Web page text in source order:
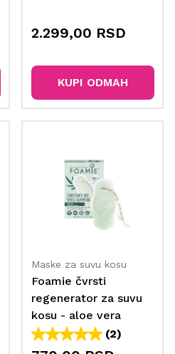
2.299,00 RSD
KUPI ODMAH
Maske za suvu kosu
Foamie čvrsti
regenerator za suvu
kosu - aloe vera
(2)